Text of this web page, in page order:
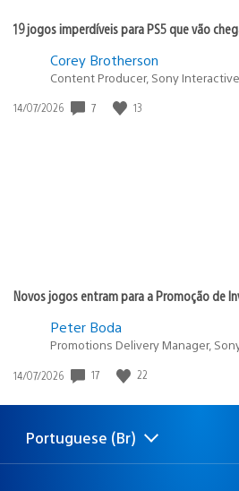
19 jogos imperdíveis para PS5 que vão
Corey Brotherson
Content Producer, Sony
Data
14/07/2026 7 13
Novos jogos entram para a Promoção de
Peter Boda
Promotions Delivery Manager,
Data
publicação:
14/07/2026 17 22
Selecione
Região
Portuguese (Br)